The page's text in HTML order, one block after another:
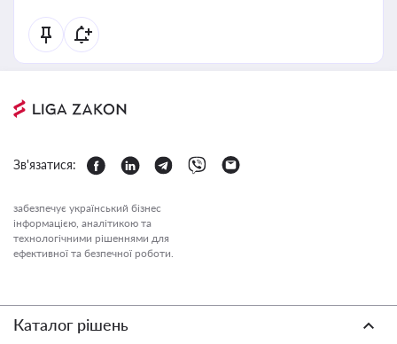
Зв'язатися:
забезпечує український бізнес
інформацією, аналітикою та
технологічними рішеннями для
ефективної та безпечної роботи.
Каталог рішень